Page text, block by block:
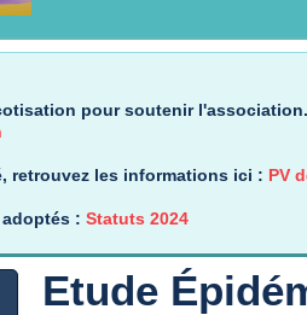
pour soutenir l'association.
retrouvez les informations ici : PV
: Statuts 2024
Etude